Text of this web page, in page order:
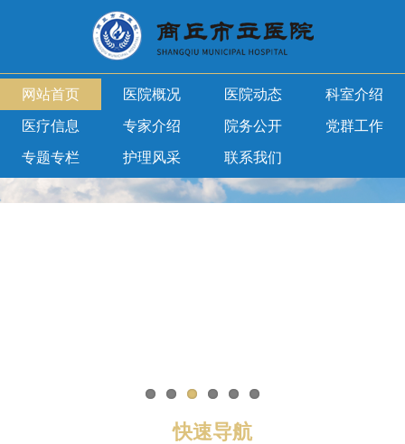
网站首页 医院概况 医院动态 科室介绍
医疗信息 专家介绍 院务公开 党群工作
专题专栏 护理风采 联系我们
快速导航